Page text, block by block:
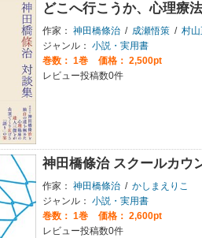
どこへ行こうか、心理療法
作家： 神田橋條治 / 成瀬悟策 / 村
ジャンル： 小説・実用書
巻数： 1巻
価格： 2,500pt
レビュー投稿数0件
神田橋條治 スクールカウ
作家： 神田橋條治 / かしまえりこ
ジャンル： 小説・実用書
巻数： 1巻
価格： 2,600pt
レビュー投稿数0件